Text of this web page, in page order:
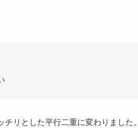
リとした平行二重に変わりました。